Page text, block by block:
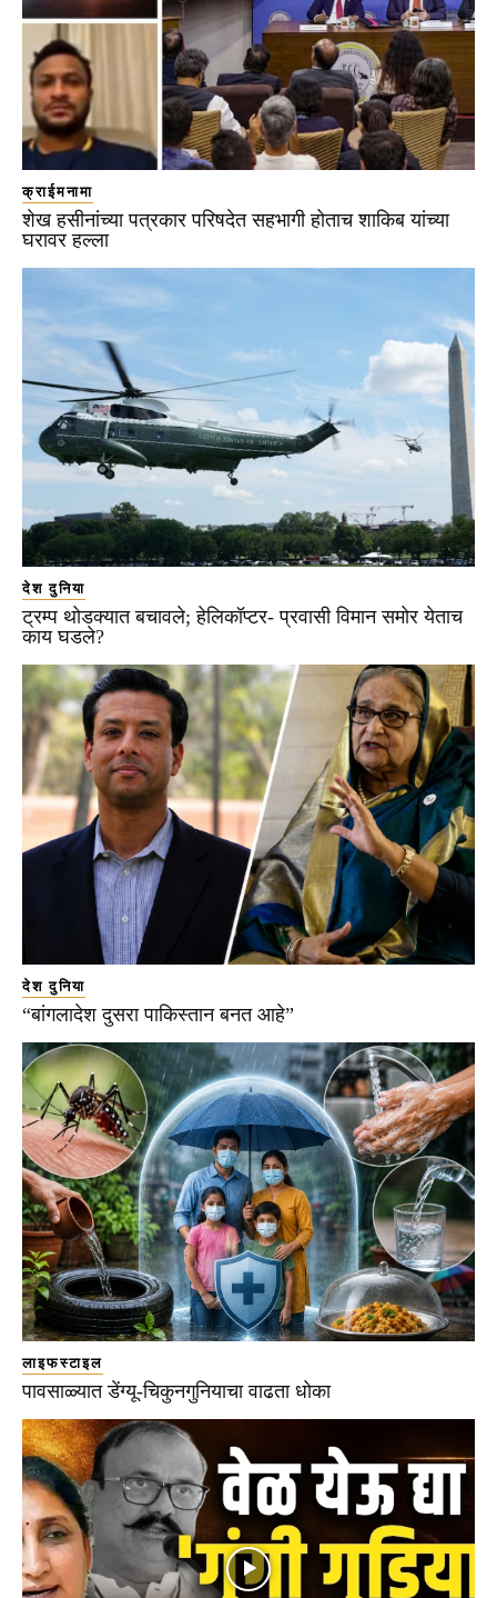
क्राईमनामा
शेख हसीनांच्या पत्रकार परिषदेत सहभागी होताच शाकिब यांच्या
घरावर हल्ला
देश दुनिया
ट्रम्प थोडक्यात बचावले; हेलिकॉप्टर- प्रवासी विमान समोर येताच
काय घडले?
देश दुनिया
“बांगलादेश दुसरा पाकिस्तान बनत आहे”
लाइफस्टाइल
पावसाळ्यात डेंग्यू-चिकुनगुनियाचा वाढता धोका